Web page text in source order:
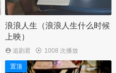
浪浪人生（浪浪人生什么时候
上映）
追剧君 1008 次播放
置顶